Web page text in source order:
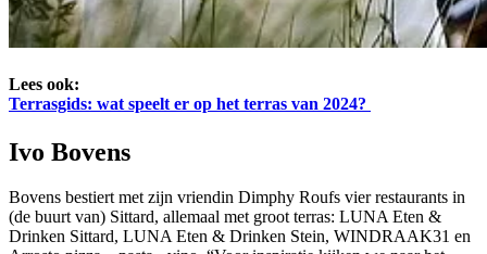
Lees ook:
Terrasgids: wat speelt er op het terras van 2024?
Ivo Bovens
Bovens bestiert met zijn vriendin Dimphy Roufs vier restaurants in
(de buurt van) Sittard, allemaal met groot terras: LUNA Eten &
Drinken Sittard, LUNA Eten & Drinken Stein, WINDRAAK31 en